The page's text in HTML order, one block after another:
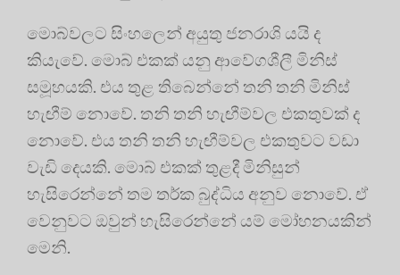
මොබ්වලට සිංහලෙන් අයුතු ජනරාශි යයි ද
කියැවේ. මොබ් එකක් යනු ආවේගශීලී මිනිස්
සමූහයකි. එය තුළ තිබෙන්නේ තනි තනි මිනිස්
හැඟීම් නොවේ. තනි තනි හැඟීම්වල එකතුවක් ද
නොවේ. එය තනි තනි හැඟීම්වල එකතුවට වඩා
වැඩි දෙයකි. මොබ් එකක් තුළදී මිනිසුන්
හැසිරෙන්නේ තම තර්ක බුද්ධිය අනුව නොවේ. ඒ
වෙනුවට ඔවුන් හැසිරෙන්නේ යම් මෝහනයකින්
මෙනි.